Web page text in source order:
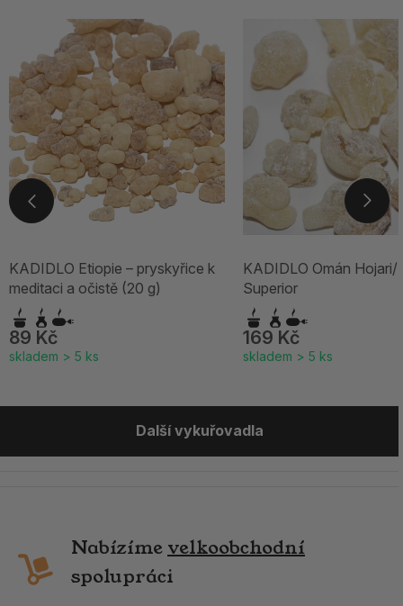
KADIDLO Etiopie – pryskyřice k
meditaci a očistě (20 g)
89 Kč
skladem > 5 ks
KADIDLO Omán Hojari/
Superior
169 Kč
skladem > 5 ks
Další vykuřovadla
Nabízíme velkoobchodní
spolupráci